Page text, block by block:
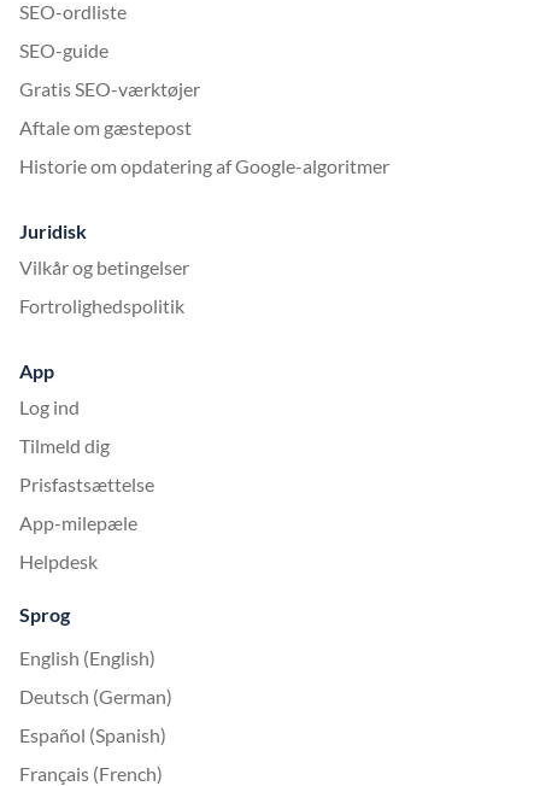
SEO-ordliste
SEO-guide
Gratis SEO-værktøjer
Aftale om gæstepost
Historie om opdatering af Google-algoritmer
Juridisk
Vilkår og betingelser
Fortrolighedspolitik
App
Log ind
Tilmeld dig
Prisfastsættelse
App-milepæle
Helpdesk
Sprog
English (English)
Deutsch (German)
Español (Spanish)
Français (French)